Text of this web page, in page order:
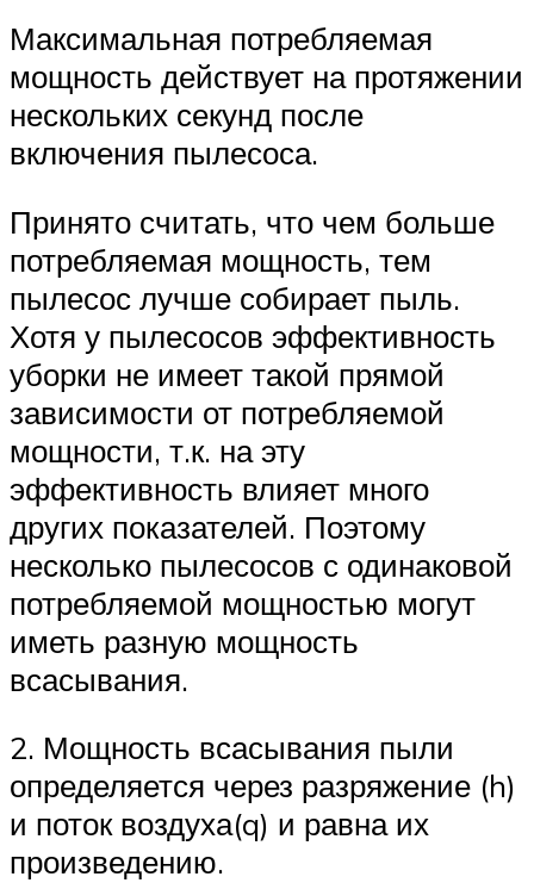
Максимальная потребляемая
мощность действует на протяжении
нескольких секунд после
включения пылесоса.
Принято считать, что чем больше
потребляемая мощность, тем
пылесос лучше собирает пыль.
Хотя у пылесосов эффективность
уборки не имеет такой прямой
зависимости от потребляемой
мощности, т.к. на эту
эффективность влияет много
других показателей. Поэтому
несколько пылесосов с одинаковой
потребляемой мощностью могут
иметь разную мощность
всасывания.
2. Мощность всасывания пыли
определяется через разряжение (h)
и поток воздуха(q) и равна их
произведению.